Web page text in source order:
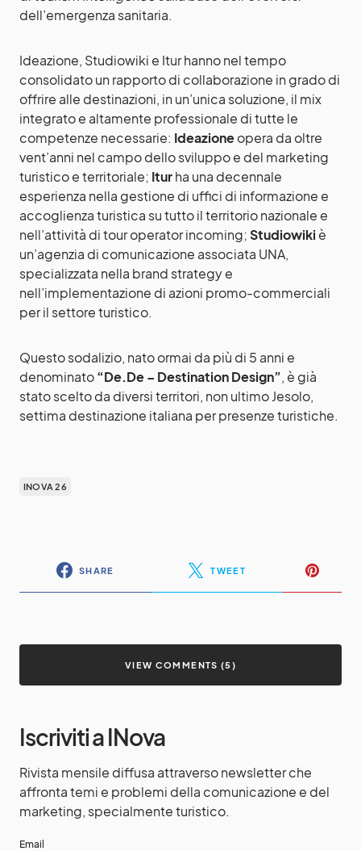
dell’emergenza sanitaria.
Ideazione, Studiowiki e Itur hanno nel tempo
consolidato un rapporto di collaborazione in grado di
offrire alle destinazioni, in un’unica soluzione, il mix
integrato e altamente professionale di tutte le
competenze necessarie: Ideazioneopera da oltre
vent’anni nel campo dello sviluppo e del marketing
turistico e territoriale; Iturha una decennale
esperienza nella gestione di uffici di informazione e
accoglienza turistica su tutto il territorio nazionale e
nell’attività di tour operator incoming;Studiowiki è
un’agenzia di comunicazione associata UNA,
specializzata nella brand strategy e
nell’implementazione di azioni promo-commerciali
per il settore turistico.
Questo sodalizio, nato ormai da più di 5 anni e
denominato“De.De – Destination Design”, è già
stato scelto da diversi territori, non ultimo Jesolo,
settima destinazione italiana per presenze turistiche.
INOVA 26
SHARE TWEET
VIEW COMMENTS (5)
Iscriviti a INova
Rivista mensile diffusa attraverso newsletter che
affronta temi e problemi della comunicazione e del
marketing, specialmente turistico.
Email